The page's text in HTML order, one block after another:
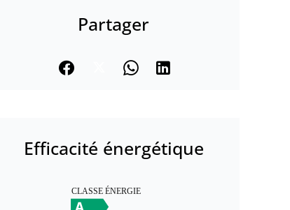
Partager
Efficacité énergétique